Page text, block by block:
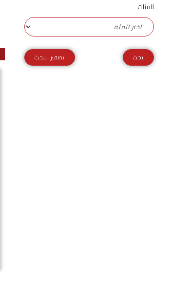
الفئات
تصفير البحث